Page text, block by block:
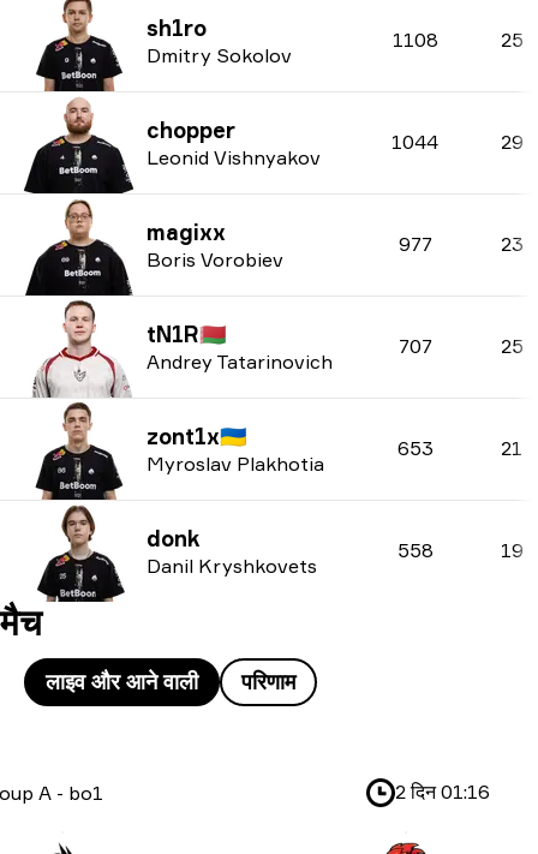
sh1ro
Dmitry Sokolov
1108 25
chopper
Leonid Vishnyakov
1044 29
magixx
Boris Vorobiev
977 23
tN1R🇧🇾
Andrey Tatarinovich
707 25
zont1x🇺🇦
Myroslav Plakhotia
653 21
donk
Danil Kryshkovets
558 19
मैच
लाइव और आने वाली परिणाम
A - bo1 2 दिन 01:16